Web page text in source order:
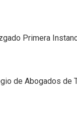
Primera
de Abogados de